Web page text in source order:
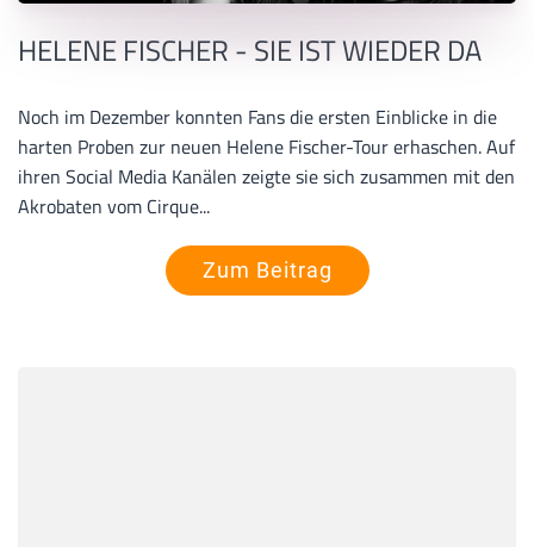
HELENE FISCHER - SIE IST WIEDER DA
Noch im Dezember konnten Fans die ersten Einblicke in die
harten Proben zur neuen Helene Fischer-Tour erhaschen. Auf
ihren Social Media Kanälen zeigte sie sich zusammen mit den
Akrobaten vom Cirque...
Zum Beitrag